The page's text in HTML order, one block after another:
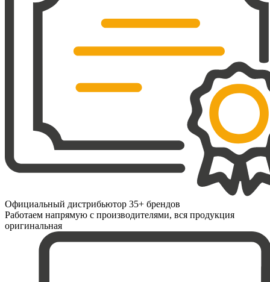
Официальный дистрибьютор 35+ брендов
Работаем напрямую с производителями, вся продукция
оригинальная